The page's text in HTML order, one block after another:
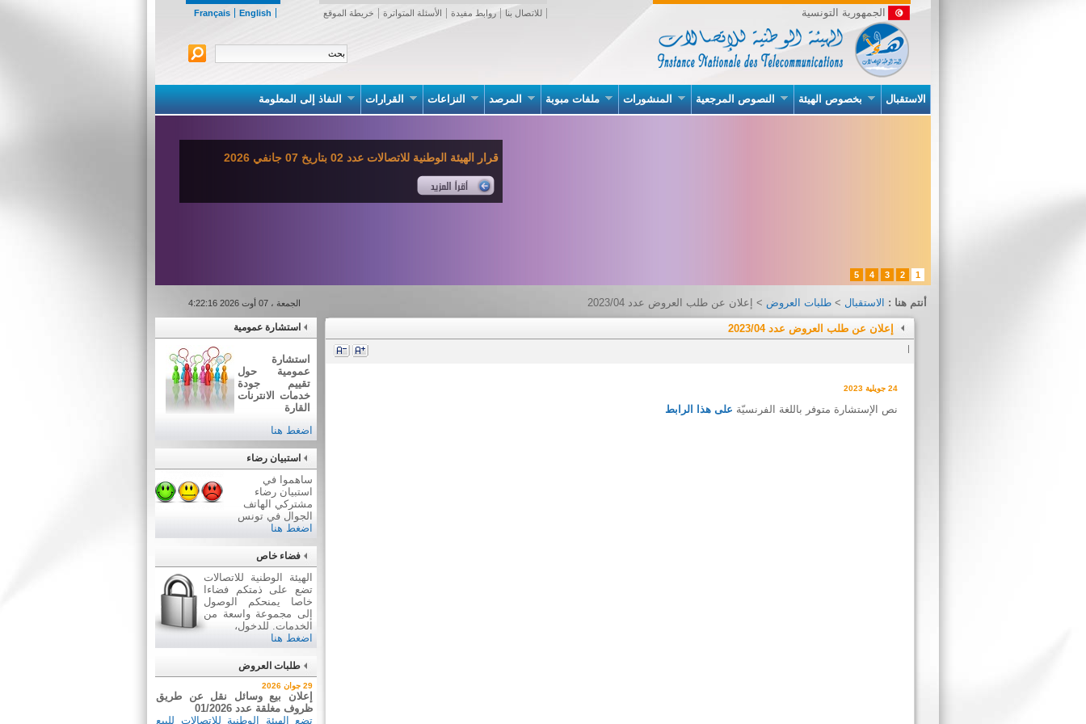
Français English للاتصال بنا روابط مفيدة الأسئلة المتواترة خريطة الموقع الجمهورية التونسية
الاستقبال بخصوص الهيئة النصوص المرجعية المنشورات ملفات مبوبة المرصد النزاعات القرارات النفاذ إلى المعلومة
قرار الهيئة الوطنية للاتصالات عدد 02 بتاريخ 07 جانفي 2026
1
2
3
4
5
أنتم هنا : الاستقبال > طلبات العروض > إعلان عن طلب العروض عدد 2023/04 الجمعة ، 07 أوت 2026 4:22:16
استشارة عمومية
استشارة
عمومية حول
تقييم جودة
خدمات الانترنات
القارة
اضغط هنا
استبيان رضاء
ساهموا في
استبيان رضاء
مشتركي الهاتف
الجوال في تونس
اضغط هنا
فضاء خاص
الهيئة الوطنية للاتصالات
تضع على ذمتكم فضاءا
خاصا يمنحكم الوصول
إلى مجموعة واسعة من
الخدمات. للدخول،
اضغط هنا
طلبات العروض
2 جويلية 2026
إعلان عن طلب عروض عدد
2026/03
اقتناء تجهيزات إعلامية
29 جوان 2026
إعلان بيع وسائل نقل عن طريق
ظروف مغلقة عدد 01/2026
تضع الهيئة الوطنية للاتصالات للبيع
إعلان عن طلب العروض عدد 2023/04
|
24 جويلية 2023
نص الإستشارة متوفر باللغة الفرنسيّة على هذا الرابط